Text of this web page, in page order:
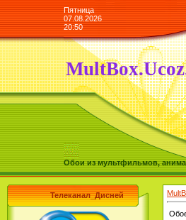
Пятница
07.08.2026
20:50
Обои из мультфильмов,
Телеканал_Дисней